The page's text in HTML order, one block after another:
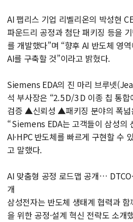
AI 팹리스 기업 리벨리온의 박성현
파운드리 공정과 첨단 패키징 등을
를 개발했다”며 “향후 AI 반도체 영
AI를 구축할 것”이라고 밝혔다.
Siemens EDA의 진 마리 브루넷
석 부사장은 “2.5 D/3 D 이종 칩 통
검증 ▲신뢰성 ▲패키징 분야의 폭넓
“ Siemens EDA는 고객들이 삼성의
AI·HPC 반도체를 빠르게 구현할 수
고 말했다.
AI 맞춤형 공정 로드맵 공개…
개
삼성전자는 반도체 생태계 협력과
을 위한 공정·설계 혁신 전략도 소개